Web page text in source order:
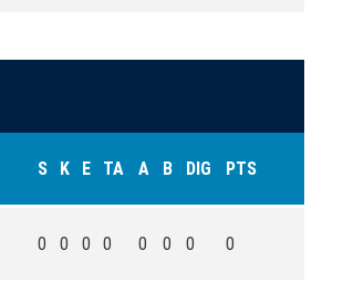
S K E TA A B DIG PTS
0 0 0 0 0 0 0 0